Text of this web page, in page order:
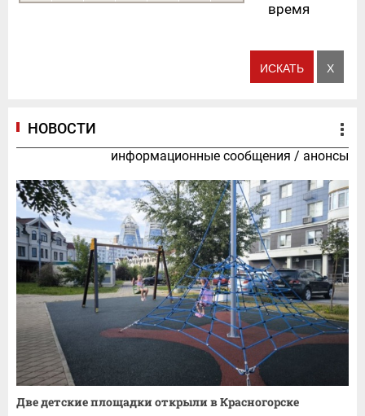
время
НОВОСТИ
информационные сообщения / анонсы
Две детские площадки открыли в Красногорске